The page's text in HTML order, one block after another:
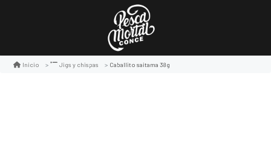
Inicio Jigs y chispas Caballito saitama 38g